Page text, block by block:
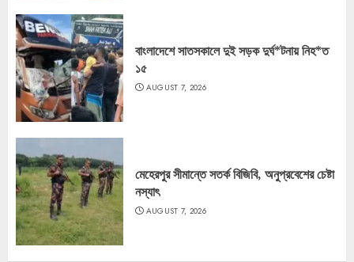
বাংলাদেশে সাতসকালে দুই সড়ক দুর্ঘ*টনায় নিহ*ত
১৫
AUGUST 7, 2026
মেহেরপুর সীমান্তে সতর্ক বিজিবি, অনুপ্রবেশের চেষ্টা
নস্যাৎ
AUGUST 7, 2026